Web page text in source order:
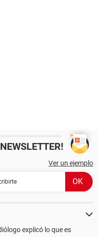
Ver un ejemplo
explicó lo que es